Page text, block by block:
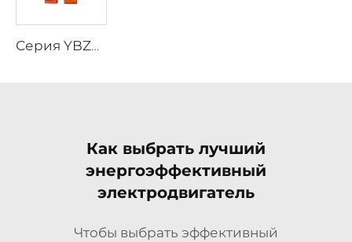
Серия YBZU, трехфазные асинхронные двигатели с взрывозащитой для источников вибрации
Как выбрать лучший
энергоэффективный
электродвигатель
Чтобы выбрать эффективный